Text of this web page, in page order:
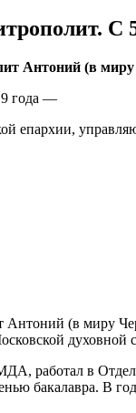
С
Антоний (в
года —
епархии,
(в миру
работал в
бакалавра. В